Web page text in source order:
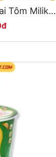
Tôm Miliket
75g